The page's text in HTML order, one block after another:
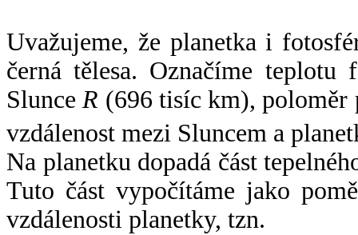
Uvažujeme, že planetka i
černá tělesa. Označíme
SlunceR (696 tisíc km),
vzdálenost mezi Sluncem a
Na planetku dopadá část
Tuto část vypočítáme jako
vzdálenosti planetky, tzn.